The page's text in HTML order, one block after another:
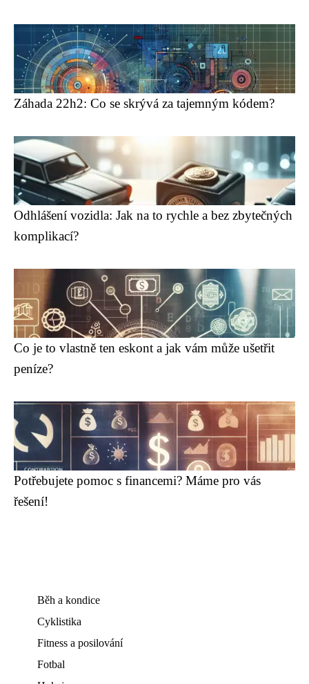
Záhada 22h2: Co se skrývá za tajemným kódem?
Odhlášení vozidla: Jak na to rychle a bez zbytečných
komplikací?
Co je to vlastně ten eskont a jak vám může ušetřit
peníze?
Potřebujete pomoc s financemi? Máme pro vás
řešení!
Běh a kondice
Cyklistika
Fitness a posilování
Fotbal